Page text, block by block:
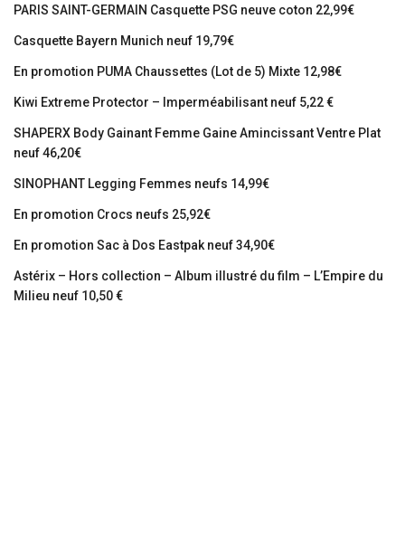
PARIS SAINT-GERMAIN Casquette PSG neuve coton 22,99€
Casquette Bayern Munich neuf 19,79€
En promotion PUMA Chaussettes (Lot de 5) Mixte 12,98€
Kiwi Extreme Protector – Imperméabilisant neuf 5,22 €
SHAPERX Body Gainant Femme Gaine Amincissant Ventre Plat
neuf 46,20€
SINOPHANT Legging Femmes neufs 14,99€
En promotion Crocs neufs 25,92€
En promotion Sac à Dos Eastpak neuf 34,90€
Astérix – Hors collection – Album illustré du film – L’Empire du
Milieu neuf 10,50 €